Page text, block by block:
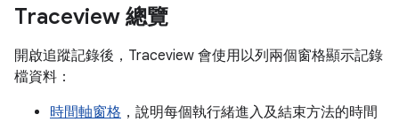
Traceview 總覽
開啟追蹤記錄後，Traceview 會使用以列兩個窗格顯示記錄
檔資料：
時間軸窗格 ，說明每個執行緒進入及結束方法的時間